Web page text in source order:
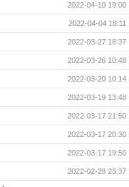
2022-04-10 19:00
2022-04-04 18:11
2022-03-27 18:37
2022-03-26 10:48
2022-03-20 10:14
2022-03-19 13:48
2022-03-17 21:50
2022-03-17 20:30
2022-03-17 19:50
2022-02-28 23:37